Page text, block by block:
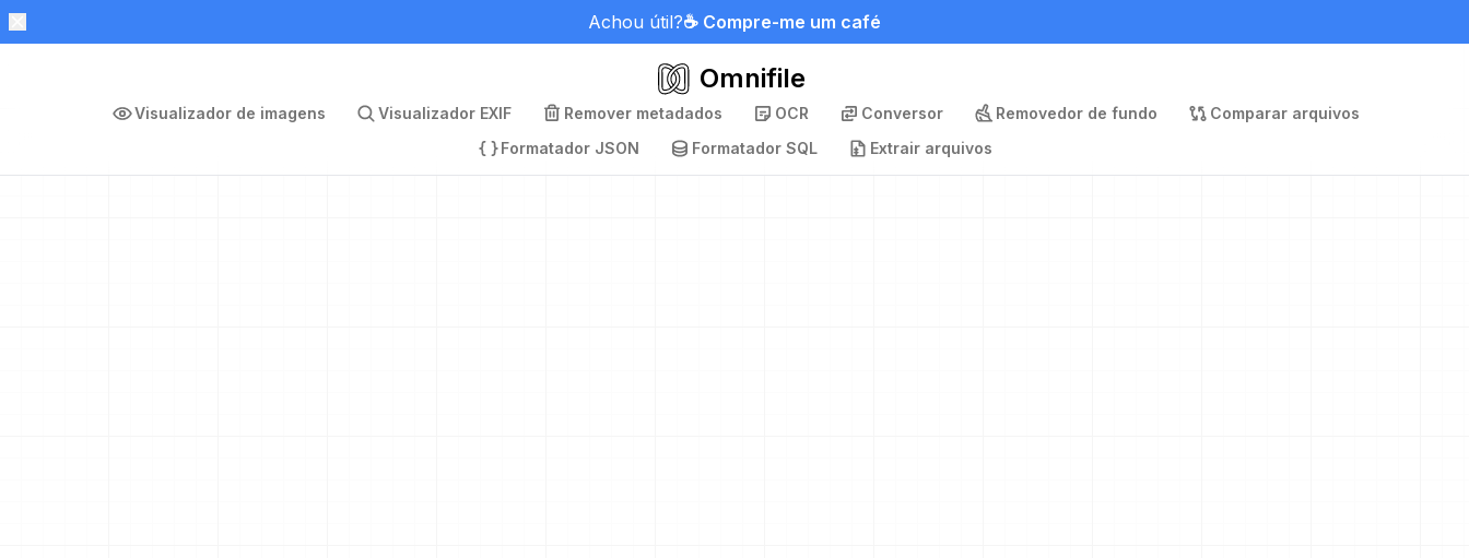
Achou útil?☕ Compre-me um café
Omnifile
Visualizador de imagens Visualizador EXIF Remover metadados OCR Conversor Removedor de fundo
Comparar arquivos
Formatador JSON
Formatador SQL Extrair arquivos